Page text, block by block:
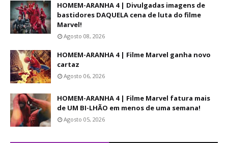
HOMEM-ARANHA 4 | Divulgadas imagens de
bastidores DAQUELA cena de luta do filme
Marvel!
Agosto 08, 2026
HOMEM-ARANHA 4 | Filme Marvel ganha novo
cartaz
Agosto 06, 2026
HOMEM-ARANHA 4 | Filme Marvel fatura mais
de UM BI-LHÃO em menos de uma semana!
Agosto 05, 2026